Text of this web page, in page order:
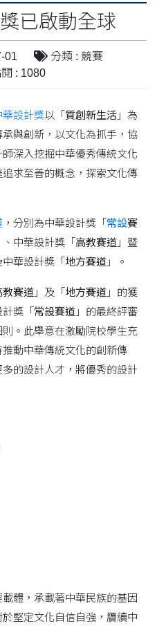
已啟動全球
01
分類 : 競賽
: 1080
華設計獎以「 質創新生活 」為
與創新，以文化為抓手，協
深入挖掘中華優秀傳統文化
求至善的概念，探索文化傳
，分別為中華設計獎「 常設賽
、中華設計獎「 高教賽道 」暨
華設計獎「 地方賽道 」。
教賽道 」及「 地方賽道 」的獲
獎「 常設賽道 」的最終評審
。此舉意在激勵院校學生充
動中華傳統文化的創新傳
的設計人才，將優秀的設計
體，承載著中華民族的基因
堅定文化自信自強，贗續中